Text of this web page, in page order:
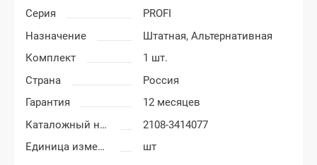
Серия
PROFI
Назначение
Штатная,Альтернативная
Комплект
1 шт.
Страна
Россия
Гарантия
12 месяцев
Каталожный номер
2108-3414077
Единица измерения
шт